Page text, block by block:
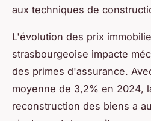
aux techniques de
L'évolution des prix
strasbourgeoise impacte
des primes d'assurance.
moyenne de 3,2% en 2024,
reconstruction des biens a